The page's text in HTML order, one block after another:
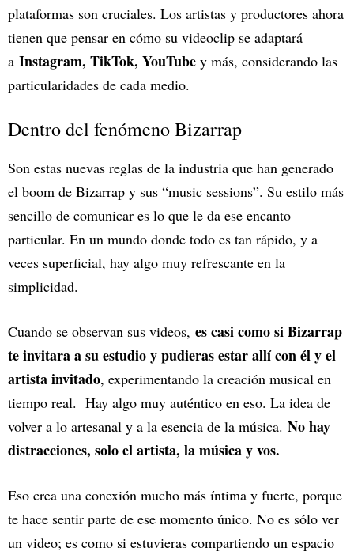
plataformas son cruciales. Los artistas y productores ahora
tienen que pensar en cómo su videoclip se adaptará
a Instagram, TikTok, YouTube y más, considerando las
particularidades de cada medio.
Dentro del fenómeno Bizarrap
Son estas nuevas reglas de la industria que han generado
el boom de Bizarrap y sus “music sessions”. Su estilo más
sencillo de comunicar es lo que le da ese encanto
particular. En un mundo donde todo es tan rápido, y a
veces superficial, hay algo muy refrescante en la
simplicidad.
Cuando se observan sus videos, es casi como si Bizarrap
te invitara a su estudio y pudieras estar allí con él y el
artista invitado, experimentando la creación musical en
tiempo real. Hay algo muy auténtico en eso. La idea de
volver a lo artesanal y a la esencia de la música. No hay
distracciones, solo el artista, la música y vos.
Eso crea una conexión mucho más íntima y fuerte, porque
te hace sentir parte de ese momento único. No es sólo ver
un video; es como si estuvieras compartiendo un espacio